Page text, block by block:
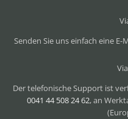
Senden Sie uns einfach eine E-
Der telefonische Support ist
0041 44 508 24 62, an